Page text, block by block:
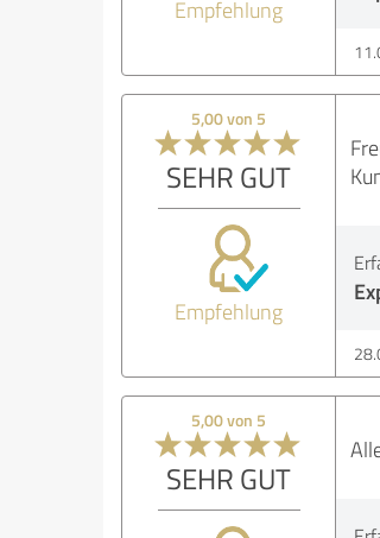
Empfehlung
5,00 von 5
SEHR GUT
Empfehlung
5,00 von 5
SEHR GUT